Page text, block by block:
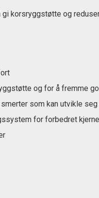
korsryggstøtte og
og for å fremme
som kan utvikle
for forbedret